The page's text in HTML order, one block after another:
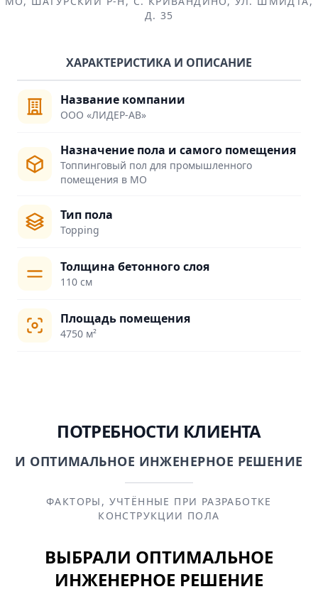
Д. 35
ХАРАКТЕРИСТИКА И ОПИСАНИЕ
Название компании
ООО «ЛИДЕР-АВ»
Назначение пола и самого помещения
Топпинговый пол для промышленного
помещения в МО
Тип пола
Topping
Толщина бетонного слоя
110 см
Площадь помещения
4750 м²
ПОТРЕБНОСТИ КЛИЕНТА
И ОПТИМАЛЬНОЕ ИНЖЕНЕРНОЕ РЕШЕНИЕ
ФАКТОРЫ, УЧТЁННЫЕ ПРИ РАЗРАБОТКЕ
КОНСТРУКЦИИ ПОЛА
ВЫБРАЛИ ОПТИМАЛЬНОЕ
ИНЖЕНЕРНОЕ РЕШЕНИЕ